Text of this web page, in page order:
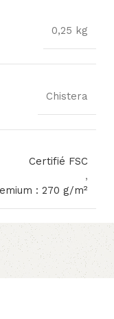
0,25 kg
Chistera
Certifié FSC
,
: 270 g/m²